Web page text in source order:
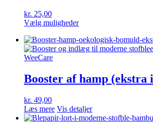
kr. 25,00
Vælg mulighederDette
har
flere
kan
vælges
Booster af hamp (ekstra
kr. 49,00
Læs mere Vis detaljer